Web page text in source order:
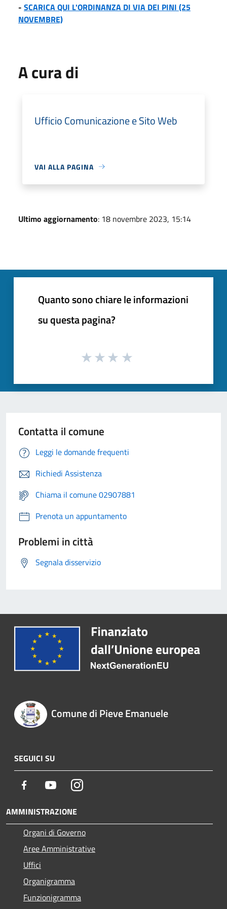
- SCARICA QUI L'ORDINANZA DI VIA DEI PINI (25
NOVEMBRE)
A cura di
Ufficio Comunicazione e Sito Web
VAI ALLA PAGINA
Ultimo aggiornamento: 18 novembre 2023, 15:14
Quanto sono chiare le informazioni
su questa pagina?
Contatta il comune
Leggi le domande frequenti
Richiedi Assistenza
Chiama il comune 02907881
Prenota un appuntamento
Problemi in città
Segnala disservizio
Comune di Pieve Emanuele
SEGUICI SU
Facebook YoutubeInstagram
AMMINISTRAZIONE
Organi di Governo
Aree Amministrative
Uffici
Organigramma
Funzionigramma